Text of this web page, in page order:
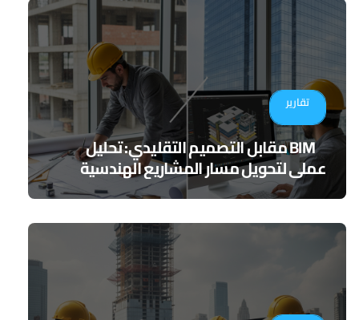
تقارير
BIM مقابل التصميم التقليدي: تحليل
عملي لتحويل مسار المشاريع الهندسية